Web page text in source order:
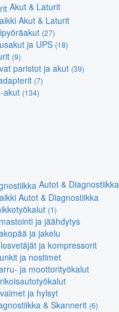
Akut & Laturit
Akut & Laturit
(27)
ja UPS (18)
(9)
paristot ja akut (39)
(7)
akut (134)
Autot & Diagnostiikka
Autot & Diagnostiikka
(1)
ja jäähdytys
ja jakelu
ja kompressorit
ja nostimet
ja moottorityökalut
ja hylsyt
& Skannerit (6)